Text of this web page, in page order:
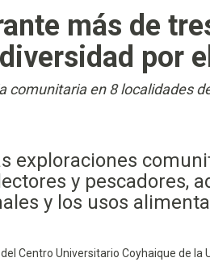
más de
por
comunitaria en 8 localidades
exploraciones
y pescadores,
y los usos
Centro Universitario Coyhaique de